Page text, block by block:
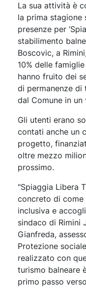
La sua attività è
la prima stagione
presenze per
stabilimento
Boscovic, a
10% delle
hanno fruito dei
di permanenze di
dal Comune in
Gli utenti erano
contati anche un
progetto,
oltre mezzo
prossimo.
"Spiaggia Libera
concreto di come
inclusiva e
sindaco di Rimini
Gianfreda,
Protezione
realizzato con
turismo balneare
primo passo